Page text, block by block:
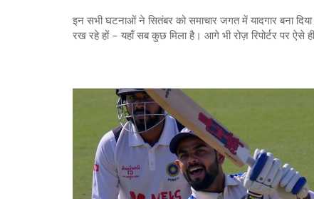
इन सभी घटनाओं ने सितंबर को समाचार जगत में यादगार बना
रख रहे हों – यहाँ सब कुछ मिला है। आगे भी रोज़ रिपोर्टर पर